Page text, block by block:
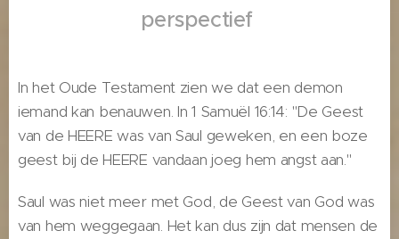
perspectief
In het Oude Testament zien we dat een demon
iemand kan benauwen. In 1 Samuël 16:14: "De Geest
van de HEERE was van Saul geweken, en een boze
geest bij de HEERE vandaan joeg hem angst aan."
Saul was niet meer met God, de Geest van God was
van hem weggegaan. Het kan dus zijn dat mensen de